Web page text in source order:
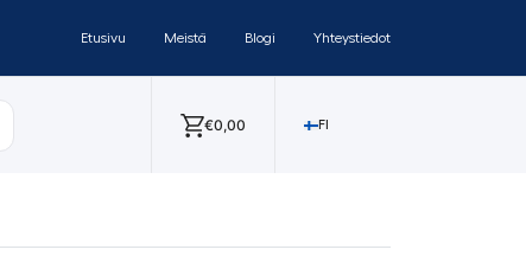
Etusivu Meistä Blogi Yhteystiedot
€0,00 FI